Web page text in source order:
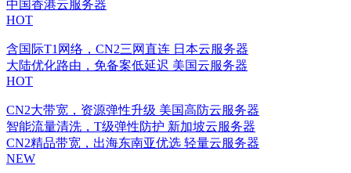
中国香港云服务器
HOT
含国际T1网络，CN2三网直连 日本云服务器
大陆优化路由，免备案低延迟 美国云服务器
HOT
CN2大带宽，资源弹性升级 美国高防云服务器
智能流量清洗，T级弹性防护 新加坡云服务器
CN2精品带宽，出海东南亚优选 轻量云服务器
NEW